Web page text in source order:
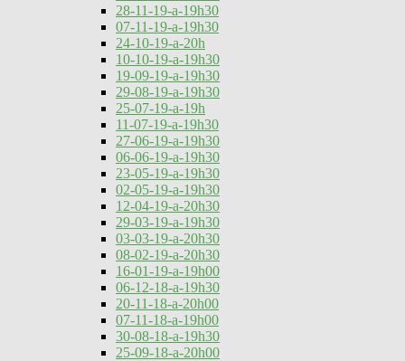
28-11-19-a-19h30
07-11-19-a-19h30
24-10-19-a-20h
10-10-19-a-19h30
19-09-19-a-19h30
29-08-19-a-19h30
25-07-19-a-19h
11-07-19-a-19h30
27-06-19-a-19h30
06-06-19-a-19h30
23-05-19-a-19h30
02-05-19-a-19h30
12-04-19-a-20h30
29-03-19-a-19h30
03-03-19-a-20h30
08-02-19-a-20h30
16-01-19-a-19h00
06-12-18-a-19h30
20-11-18-a-20h00
07-11-18-a-19h00
30-08-18-a-19h30
25-09-18-a-20h00